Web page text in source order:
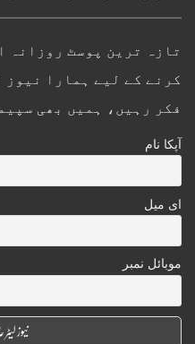
تازہ ترین پوسٹ روزانہ
کرنے کے لیے ہمارا
فکر رہیں، ہمیں بھی
آپکا نام
ای میل
موبائل نمبر